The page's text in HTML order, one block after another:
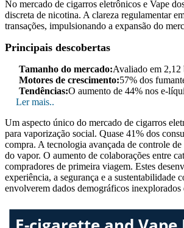
No mercado de cigarros eletrônicos e Vape
discreta de nicotina. A clareza regulamentar
transações, impulsionando a expansão do
Principais descobertas
Tamanho do mercado:Avaliado em 2,12
Motores de crescimento:57% dos
Tendências:O aumento de 44% nos e-
Ler mais..
Um aspecto único do mercado de cigarros
para vaporização social. Quase 41% dos
compra. A tecnologia avançada de controle
do vapor. O aumento de colaborações entre
compradores de primeira viagem. Estes
experiência, a segurança e a sustentabilidade
envolverem dados demográficos